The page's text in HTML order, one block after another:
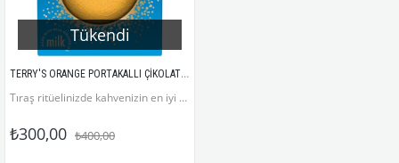
Tükendi
TERRY'S ORANGE PORTAKALLI ÇİKOLATA  145GR
Tıraş ritüelinizde kahvenizin en iyi eşlikçisi Terry's olacaktır
₺300,00 ₺400,00